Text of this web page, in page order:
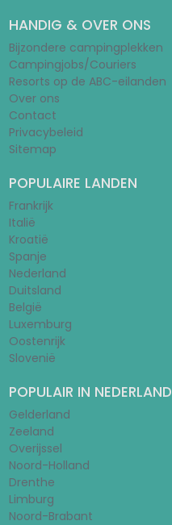
HANDIG & OVER ONS
Bijzondere campingplekken
Campingjobs/Couriers
Resorts op de ABC-eilanden
Over ons
Contact
Privacybeleid
Sitemap
POPULAIRE LANDEN
Frankrijk
Italië
Kroatië
Spanje
Nederland
Duitsland
België
Luxemburg
Oostenrijk
Slovenië
POPULAIR IN NEDERLAND
Gelderland
Zeeland
Overijssel
Noord-Holland
Drenthe
Limburg
Noord-Brabant